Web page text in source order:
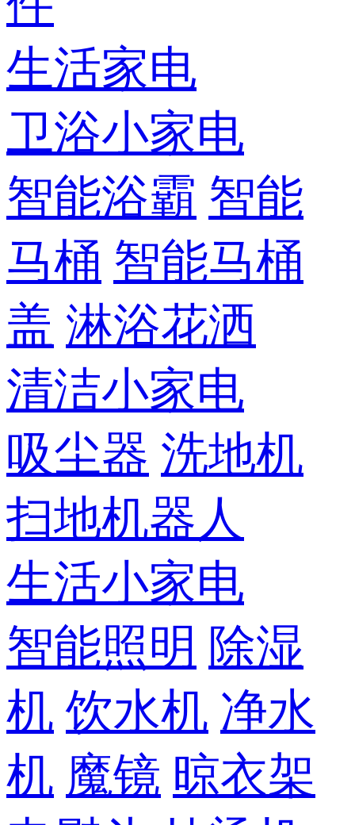
生活家电
卫浴小家电
智能浴霸 智能
马桶 智能马桶
盖 淋浴花洒
清洁小家电
吸尘器 洗地机
扫地机器人
生活小家电
智能照明 除湿
机 饮水机 净水
机 魔镜 晾衣架